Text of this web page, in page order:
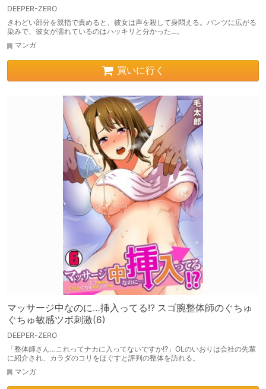
DEEPER-ZERO
きわどい部分を親指で責めると、彼女は声を殺して身悶える。パンツに広がる
染みで、彼女が濡れているのはハッキリと分かった…。
マンガ
買いに行く
マッサージ中なのに…挿入ってる!? スゴ腕整体師のぐちゅ
ぐちゅ敏感ツボ刺激(6)
DEEPER-ZERO
「整体師さん…これってナカに入ってないですか!?」OLのいおりは会社の先輩
に紹介され、カラダのコリをほぐすと評判の整体を訪れる。
マンガ